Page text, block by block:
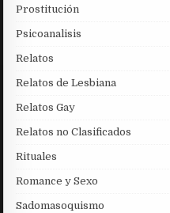
Prostitución
Psicoanalisis
Relatos
Relatos de Lesbiana
Relatos Gay
Relatos no Clasificados
Rituales
Romance y Sexo
Sadomasoquismo